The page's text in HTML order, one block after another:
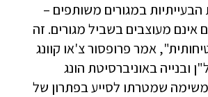
הבעייתיות במגורים משותפים –
אינם מעוצבים בשביל מגורים. זה
אמר פרופסור צ'או קוונג
ובנייה באוניברסיטת הונג
שמטרתו לסייע בפתרון של